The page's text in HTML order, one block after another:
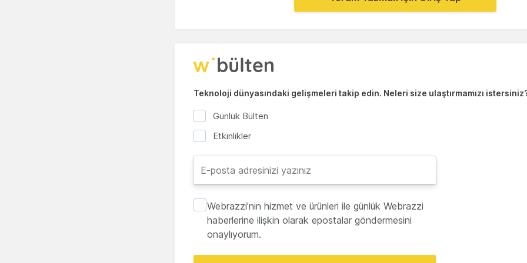
Teknoloji dünyasındaki gelişmeleri takip edin. Neleri size ulaştırmamızı
Günlük Bülten
Etkinlikler
Webrazzi'nin hizmet ve ürünleri ile günlük Webrazzi
haberlerine ilişkin olarak epostalar göndermesini
onaylıyorum.